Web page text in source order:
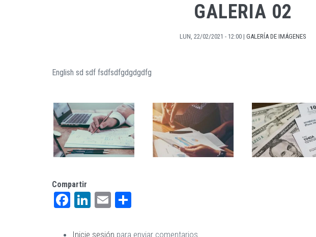
GALERIA 02
LUN, 22/02/2021 - 12:00 | GALERÍA DE IMÁGENES
English sd sdf fsdfsdfgdgdgdfg
Compartir
Facebook
LinkedIn
Email
Inicie sesión para enviar comentarios